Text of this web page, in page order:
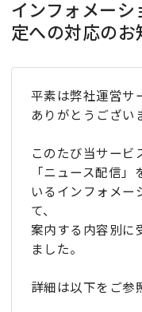
インフォメー
定への対応のお
平素は弊社運営サ
ありがとうござい
このたび当サービ
「ニュース配信
いるインフォメ
て、
案内する内容別に
ました。
詳細は以下をご参